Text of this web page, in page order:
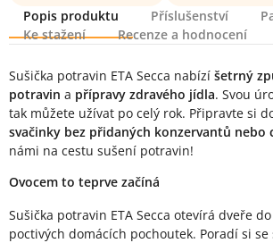
Popis produktu
Příslušenství
Ke stažení
Recenze a hodnocení
Popis produktu
Sušička potravin ETA Secca nabízí šetrný
potravin a přípravy zdravého jídla. Svou
tak můžete užívat po celý rok. Připravte si
svačinky bez přidaných konzervantů nebo
námi na cestu sušení potravin!
Ovocem to teprve začíná
Sušička potravin ETA Secca otevírá dveře
poctivých domácích pochoutek. Poradí si